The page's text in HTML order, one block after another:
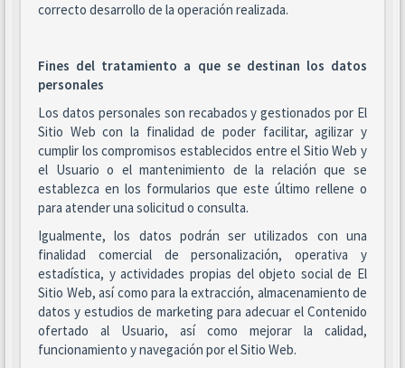
correcto desarrollo de la operación realizada.
Fines del tratamiento a que se destinan los datos
personales
Los datos personales son recabados y gestionados por El
Sitio Web con la finalidad de poder facilitar, agilizar y
cumplir los compromisos establecidos entre el Sitio Web y
el Usuario o el mantenimiento de la relación que se
establezca en los formularios que este último rellene o
para atender una solicitud o consulta.
Igualmente, los datos podrán ser utilizados con una
finalidad comercial de personalización, operativa y
estadística, y actividades propias del objeto social de El
Sitio Web, así como para la extracción, almacenamiento de
datos y estudios de marketing para adecuar el Contenido
ofertado al Usuario, así como mejorar la calidad,
funcionamiento y navegación por el Sitio Web.